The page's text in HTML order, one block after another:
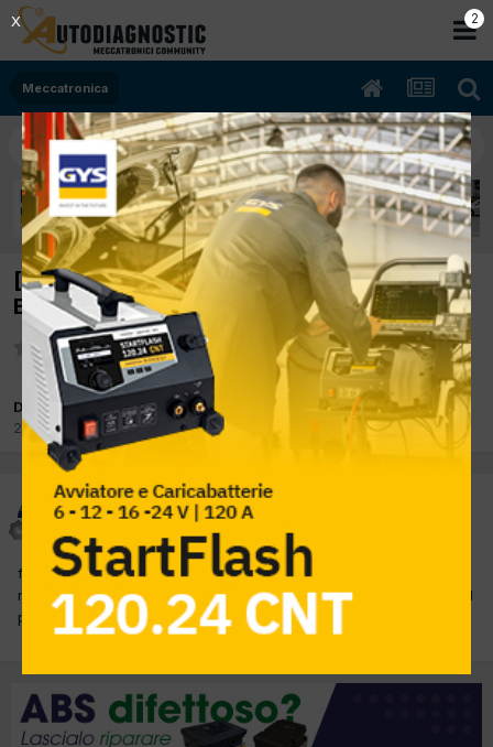
Meccatronica
[fiat ducato 05/2006 2000cc rfl 110Kw
Bifuel B/Metano] non passa a metano
Da nino84
2 Luglio 2015 inMeccatronica
nino84
2 Luglio 2015
furgone con spia mil accesa non passa a metano...in diagnosi
motore mi porta errori p1257 "errore non codificato non capisco il
p1257... con questi errori può influire sull'impianto a metano?.....
2
X